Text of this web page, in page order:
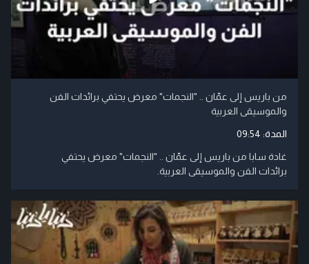
من باريس إلى عمّان .. "النجمات" معرض يحتفي برائدات الفن
والموسيقى العربية
المدة: 09:54
غادة سابا من باريس إلى عمّان .. "النجمات" معرض يحتفي
برائدات الفن والموسيقى العربية.